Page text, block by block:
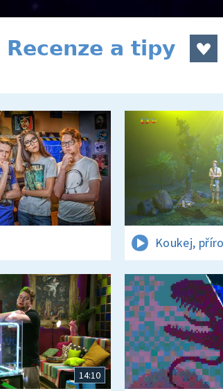
a tipy
Koukej,
14:10